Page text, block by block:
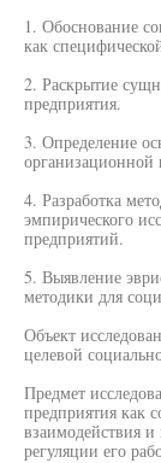
1. Обоснование
как
2. Раскрытие
предприятия.
3. Определение
организационной
4. Разработка
эмпирического
предприятий.
5. Выявление
методики для
Объект
целевой
Предмет
предприятия как
взаимодействия
регуляции его